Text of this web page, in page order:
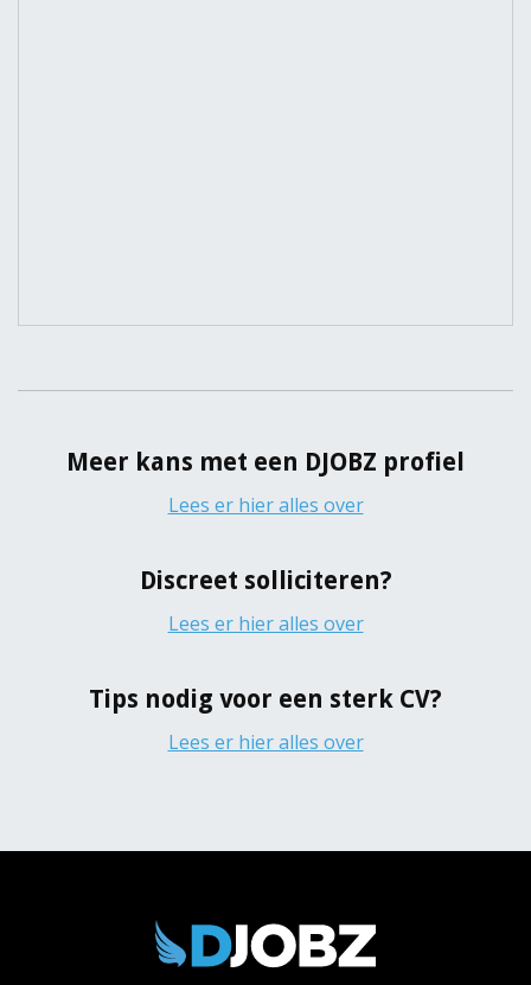
Meer kans met een DJOBZ profiel
Lees er hier alles over
Discreet solliciteren?
Lees er hier alles over
Tips nodig voor een sterk CV?
Lees er hier alles over